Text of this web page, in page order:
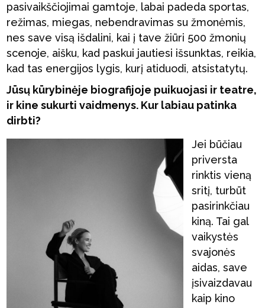
pasivaikščiojimai gamtoje, labai padeda sportas,
režimas, miegas, nebendravimas su žmonėmis,
nes save visą išdalini, kai į tave žiūri 500 žmonių
scenoje, aišku, kad paskui jautiesi išsunktas, reikia,
kad tas energijos lygis, kurį atiduodi, atsistatytų.
Jūsų kūrybinėje biografijoje puikuojasi ir teatre,
ir kine sukurti vaidmenys. Kur labiau patinka
dirbti?
Jei būčiau
priversta
rinktis vieną
sritį, turbūt
pasirinkčiau
kiną. Tai gal
vaikystės
svajonės
aidas, save
įsivaizdavau
kaip kino